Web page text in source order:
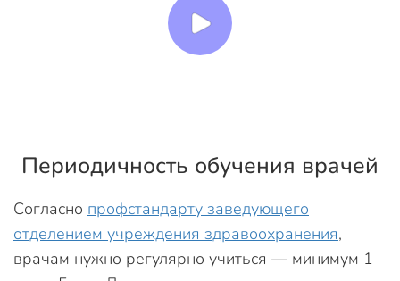
Периодичность обучения врачей
Согласно профстандарту заведующего
отделением учреждения здравоохранения,
врачам нужно регулярно учиться — минимум 1